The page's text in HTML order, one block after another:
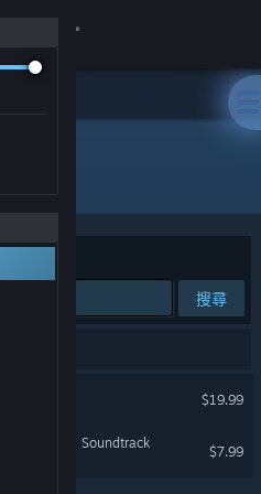
搜尋
$19.99
Album Soundtrack
$7.99